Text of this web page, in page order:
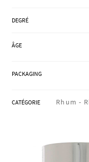
COFFRETS & CADEAUX
BLOG
DEGRÉ
ÂGE
PACKAGING
CATÉGORIE Rhum -